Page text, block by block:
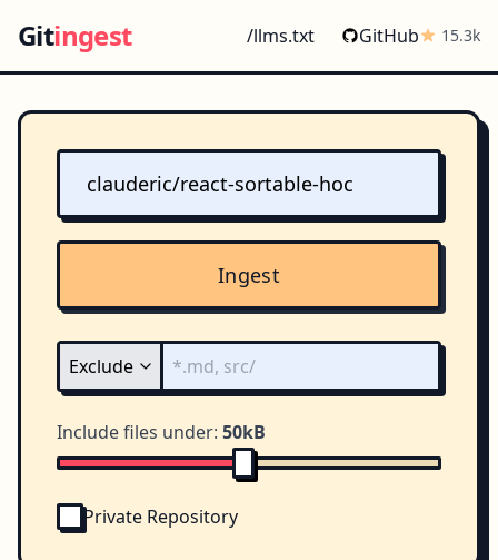
Gitingest /llms.txt GitHub 15.3k
Ingest
Include files under: 50kB
Private Repository